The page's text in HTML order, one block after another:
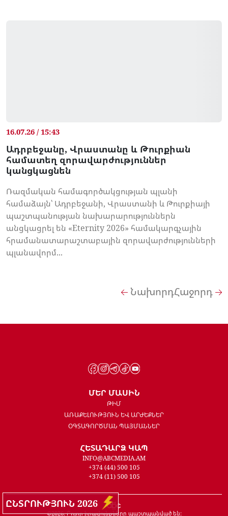
16.07.26 / 15:43
Ադրբեջանը, Վրաստանը և Թուրքիան
համատեղ զորավարժություններ
կանցկացնեն
Ռազմական համագործակցության պլանի
համաձայն՝ Ադրբեջանի, Վրաստանի և Թուրքիայի
պաշտպանության նախարարություններն
անցկացրել են «Eternity 2026» համակարգչային
հրամանատարաշտաբային զորավարժությունների
պլանավորմ...
ՆախորդՀաջորդ
ՄԵՐ ՄԱՍԻՆ
ԹԻՄ
ԱՌԱՔԵԼՈՒԹՅՈՒՆ ԵՎ ԱՐԺԵՔՆԵՐ
ՕԳՏԱԳՈՐԾՄԱՆ ՊԱՅՄԱՆՆԵՐ
ՀԵՏԱԴԱՐՁ ԿԱՊ
INFO@ABCMEDIA.AM
+374 (44) 500 105
+374 (11) 500 105
©2026. Բոլոր իրավունքները պաշտպանված են:
ԸՆՏՐՈՒԹՅՈՒՆ 2026